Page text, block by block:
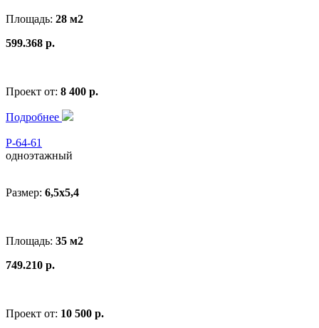
Площадь: 28 м2
599.368 р.
Проект от: 8 400 р.
Подробнее
Р-64-61
одноэтажный
Размер: 6,5х5,4
Площадь: 35 м2
749.210 р.
Проект от: 10 500 р.